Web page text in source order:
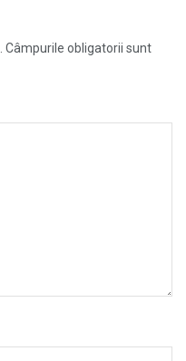
Câmpurile obligatorii sunt